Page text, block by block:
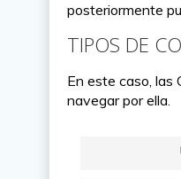
posteriormente
TIPOS DE
En este caso, las
navegar por ella.